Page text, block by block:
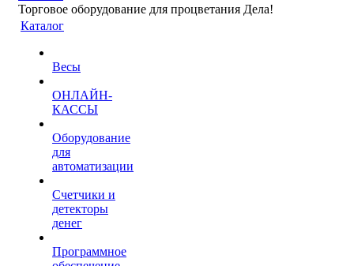
Торговое оборудование для процветания Дела!
Каталог
Весы
ОНЛАЙН-
КАССЫ
Оборудование
для
автоматизации
Счетчики и
детекторы
денег
Программное